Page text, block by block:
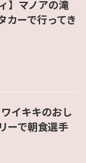
】マノアの滝
カーで行ってき
イキキのおし
ーで朝食選手